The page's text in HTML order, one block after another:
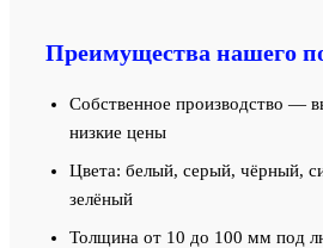
Преимущества нашего
Собственное производство —
низкие цены
Цвета: белый, серый, чёрный,
зелёный
Толщина от 10 до 100 мм под